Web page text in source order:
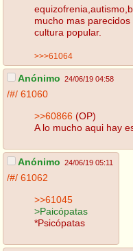
mucho mas
cultura popular.
>>>61064
Anónimo 24/06/19 04:58
/#/ 61060
>>60866 (OP)
A lo mucho aqui hay
Anónimo 24/06/19 05:11
/#/ 61062
>>61045
>Paicópatas
*Psicópatas